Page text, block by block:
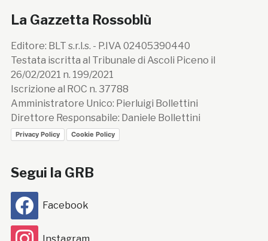
La Gazzetta Rossoblù
Editore: BLT s.r.l.s. - P.IVA 02405390440
Testata iscritta al Tribunale di Ascoli Piceno il
26/02/2021 n. 199/2021
Iscrizione al ROC n. 37788
Amministratore Unico: Pierluigi Bollettini
Direttore Responsabile: Daniele Bollettini
Privacy Policy Cookie Policy
Segui la GRB
Facebook
Instagram